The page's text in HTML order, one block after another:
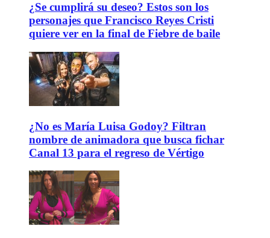
¿Se cumplirá su deseo? Estos son los
personajes que Francisco Reyes Cristi
quiere ver en la final de Fiebre de baile
¿No es María Luisa Godoy? Filtran
nombre de animadora que busca fichar
Canal 13 para el regreso de Vértigo